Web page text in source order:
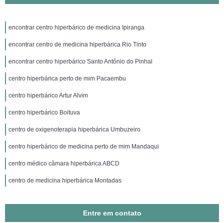
encontrar centro hiperbárico de medicina Ipiranga
encontrar centro de medicina hiperbárica Rio Tinto
encontrar centro hiperbárico Santo Antônio do Pinhal
centro hiperbárica perto de mim Pacaembu
centro hiperbárico Artur Alvim
centro hiperbárico Boituva
centro de oxigenoterapia hiperbárica Umbuzeiro
centro hiperbárico de medicina perto de mim Mandaqui
centro médico câmara hiperbárica ABCD
centro de medicina hiperbárica Montadas
Entre em contato